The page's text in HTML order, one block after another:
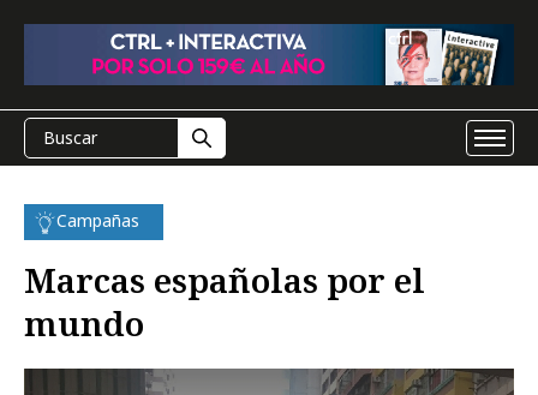
Campañas
Marcas españolas por el
mundo